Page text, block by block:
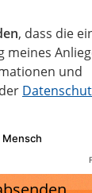
, dass die
meines
und